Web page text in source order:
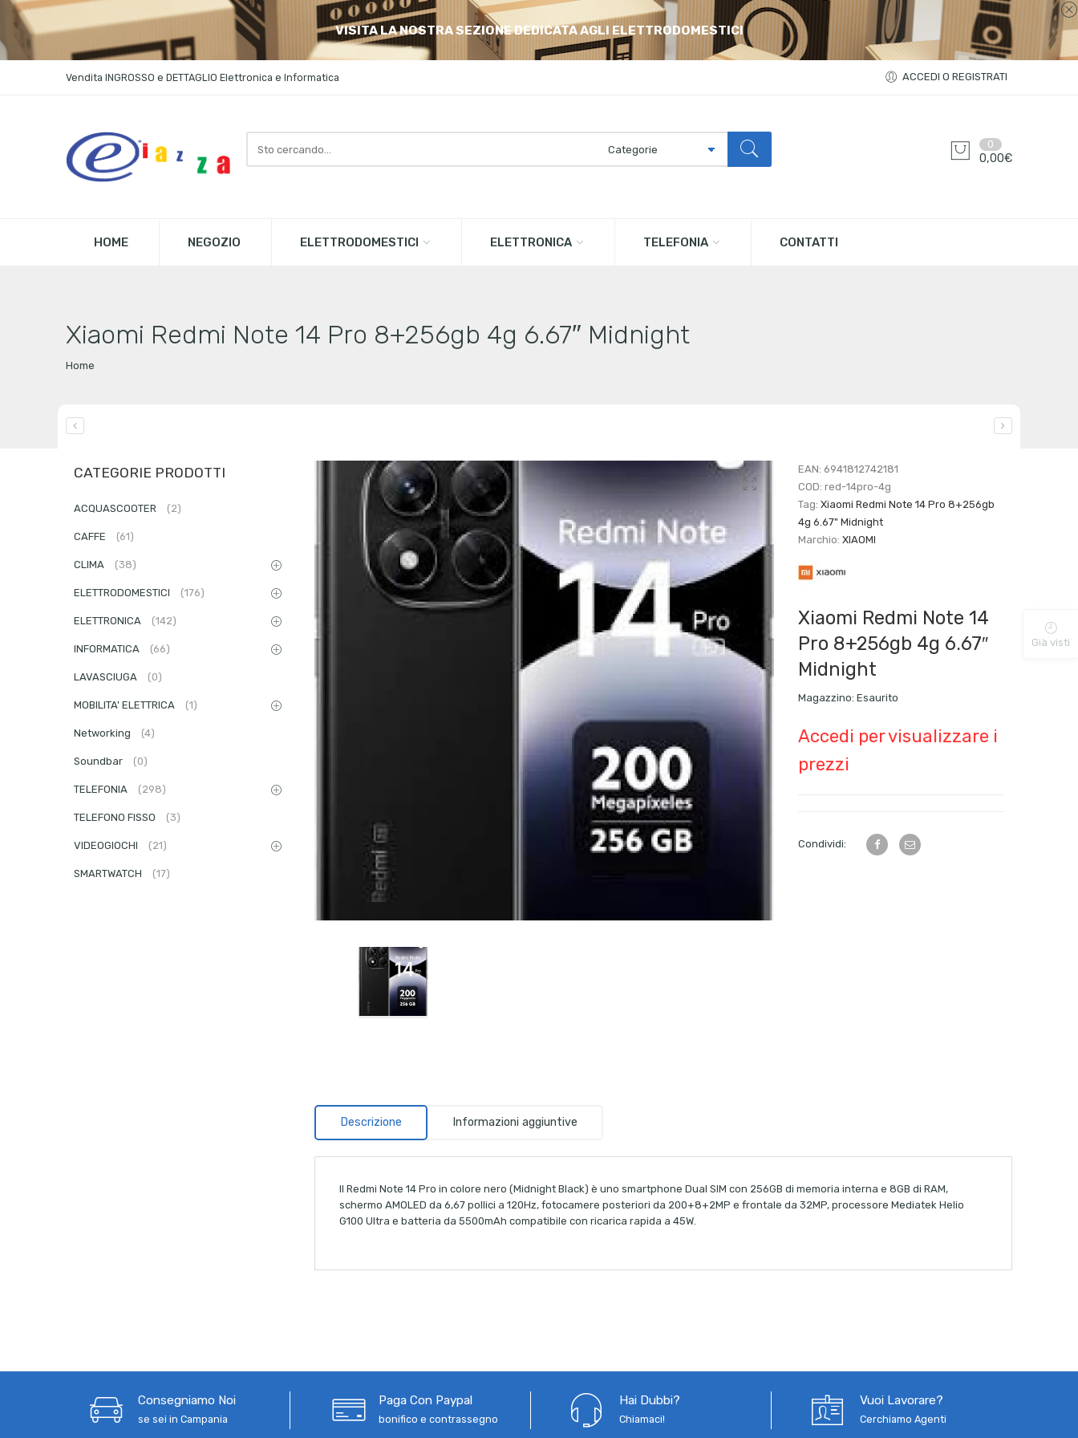
VISITA LA NOSTRA SEZIONE DEDICATA AGLI ELETTRODOMESTICI
Vendita INGROSSO e DETTAGLIO Elettronica e Informatica ACCEDI O REGISTRATI
here
0
0,00€
HOME NEGOZIO ELETTRODOMESTICI ELETTRONICA TELEFONIA CONTATTI
Xiaomi Redmi Note 14 Pro 8+256gb 4g 6.67″ Midnight
Home
EAN: 6941812742181
COD:red-14pro-4g
Tag:Xiaomi Redmi Note 14 Pro 8+256gb
4g 6.67" Midnight
Marchio:XIAOMI
Xiaomi Redmi Note 14
Pro 8+256gb 4g 6.67″
Midnight
Magazzino: Esaurito
Accedi per visualizzare i
prezzi
Condividi:
Descrizione Informazioni aggiuntive
Il Redmi Note 14 Pro in colore nero (Midnight Black) è uno smartphone Dual SIM con 256GB di memoria interna e 8GB di RAM,
schermo AMOLED da 6,67 pollici a 120Hz, fotocamere posteriori da 200+8+2MP e frontale da 32MP, processore Mediatek Helio
G100 Ultra e batteria da 5500mAh compatibile con ricarica rapida a 45W.
CATEGORIE PRODOTTI
ACQUASCOOTER (2)
CAFFE (61)
CLIMA (38)
ELETTRODOMESTICI (176)
ELETTRONICA (142)
INFORMATICA (66)
LAVASCIUGA (0)
MOBILITA' ELETTRICA (1)
Networking (4)
Soundbar (0)
TELEFONIA (298)
TELEFONO FISSO (3)
VIDEOGIOCHI (21)
SMARTWATCH (17)
Consegniamo Noi
se sei in Campania
Paga Con Paypal
bonifico e contrassegno
Hai Dubbi?
Chiamaci!
Vuoi Lavorare?
Cerchiamo Agenti
Già visti